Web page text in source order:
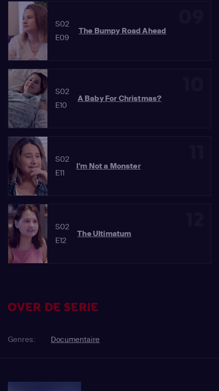
S02
E09
The Bumpy Road Ahead
S02
E10
A Baby For Christmas?
S02
E11
I'm Not a Monster
S02
E12
The Ultimatum
OVER DE SERIE
Genres: Documentaire